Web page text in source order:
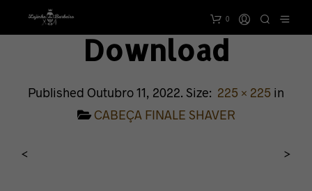
0
Download
Published Outubro 11, 2022. Size: 225 × 225 in
CABEÇA FINALE SHAVER
< >